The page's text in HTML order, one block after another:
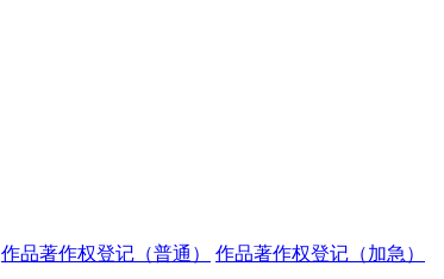
作品著作权登记（普通） 作品著作权登记（加急）